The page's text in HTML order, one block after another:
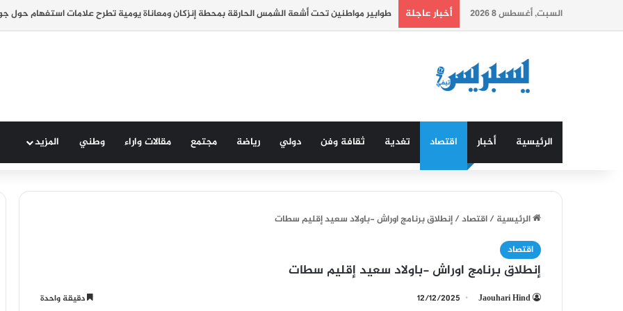
السبت, أغسطس 8 2026 أخبار عاجلة المغرب يحتل المرتبة 76 عالميا في مؤشر الازدهار العالمي.
الرئيسية أخبار اقتصاد تغدية ثقافة وفن دولي رياضة مجتمع مقالات واراء وطني المزيد
الرئيسية/اقتصاد/إنطلاق برنامج اوراش -باولاد سعيد إقليم سطات
اقتصاد
إنطلاق برنامج اوراش -باولاد سعيد إقليم سطات
Jaouhari Hind
12/12/2025 دقيقة واحدة